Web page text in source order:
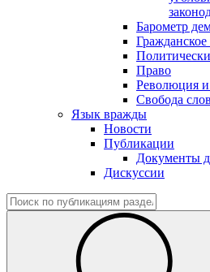
Барометр
Право
Революция
Свобода
Язык вражды
Новости
Публикации
Документы
Дискуссии